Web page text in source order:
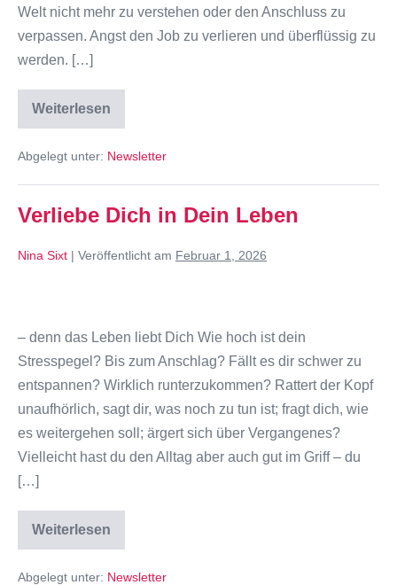
Welt nicht mehr zu verstehen oder den Anschluss zu
verpassen. Angst den Job zu verlieren und überflüssig zu
werden. […]
Weiterlesen
Abgelegt unter: Newsletter
Verliebe Dich in Dein Leben
Nina Sixt | Veröffentlicht am Februar 1, 2026
– denn das Leben liebt Dich Wie hoch ist dein
Stresspegel? Bis zum Anschlag? Fällt es dir schwer zu
entspannen? Wirklich runterzukommen? Rattert der Kopf
unaufhörlich, sagt dir, was noch zu tun ist; fragt dich, wie
es weitergehen soll; ärgert sich über Vergangenes?
Vielleicht hast du den Alltag aber auch gut im Griff – du
[…]
Weiterlesen
Abgelegt unter: Newsletter